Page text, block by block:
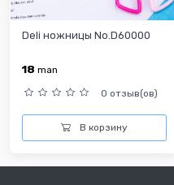
Deli ножницы No.D60000
18 man
0 отзыв(ов)
В корзину